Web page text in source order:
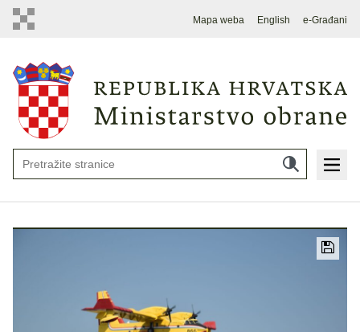
Mapa weba English e-Građani